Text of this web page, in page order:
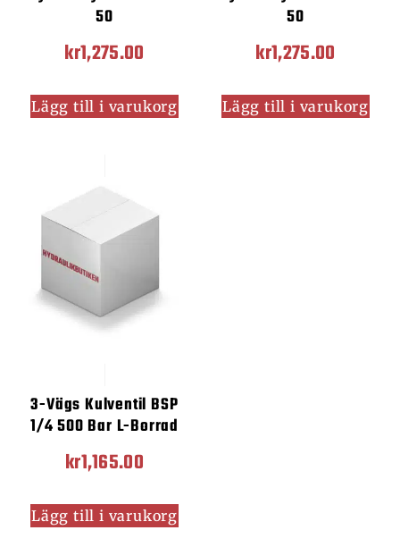
50
kr1,275.00
Lägg till i varukorg
50
kr1,275.00
Lägg till i varukorg
3-Vägs Kulventil BSP
1/4 500 Bar L-Borrad
kr1,165.00
Lägg till i varukorg